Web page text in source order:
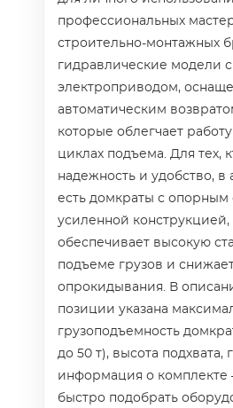
профессиональных
строительно-монтажных
гидравлические модели с
электроприводом,
автоматическим
которые облегчает
циклах подъема. Для тех,
надежность и удобство, в
есть домкраты с опорным
усиленной конструкцией,
обеспечивает высокую
подъеме грузов и
опрокидывания. В
позиции указана
грузоподъемность
до 50 т), высота подхвата,
информация о комплекте
быстро подобрать